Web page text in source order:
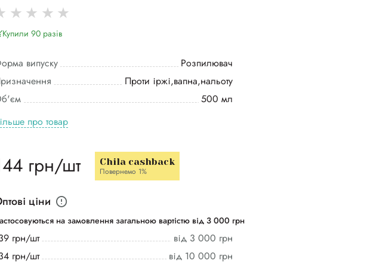
Купили 90 разiв
випуску
Розпилювач
Проти іржі,вапна,нальоту
500 мл
про товар
грн/шт Chila cashback
Повернемо 1%
ціни
на замовлення загальною вартістю від 3 000 грн
грн/шт
від 3 000 грн
грн/шт
від 10 000 грн